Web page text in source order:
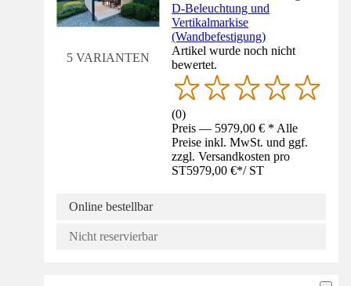
5 VARIANTEN
D-Beleuchtung und
Vertikalmarkise
(Wandbefestigung)
Artikel wurde noch nicht
bewertet.
(0)
Preis — 5979,00 € * Alle
Preise inkl. MwSt. und ggf.
zzgl. Versandkosten pro
ST5979,00 €*/ ST
Online bestellbar
Nicht reservierbar